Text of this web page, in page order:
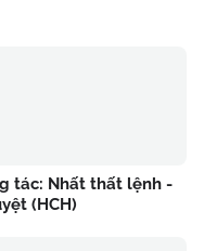
tác: Nhất thất lệnh -
(HCH)